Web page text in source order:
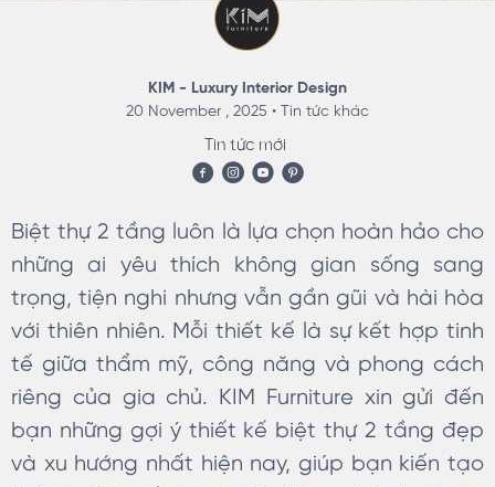
KIM - Luxury Interior Design
20 November , 2025 • Tin tức khác
Tin tức mới
Biệt thự 2 tầng luôn là lựa chọn hoàn hảo cho
những ai yêu thích không gian sống sang
trọng, tiện nghi nhưng vẫn gần gũi và hài hòa
với thiên nhiên. Mỗi thiết kế là sự kết hợp tinh
tế giữa thẩm mỹ, công năng và phong cách
riêng của gia chủ. KIM Furniture xin gửi đến
bạn những gợi ý thiết kế biệt thự 2 tầng đẹp
và xu hướng nhất hiện nay, giúp bạn kiến tạo